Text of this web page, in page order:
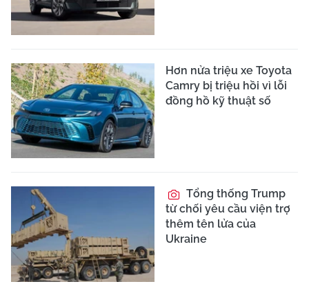
Hơn nửa triệu xe Toyota
Camry bị triệu hồi vì lỗi
đồng hồ kỹ thuật số
Tổng thống Trump
từ chối yêu cầu viện trợ
thêm tên lửa của
Ukraine